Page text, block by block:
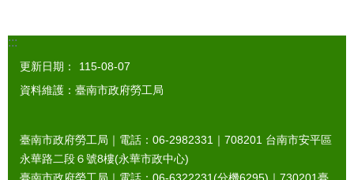
:::
更新日期：
115-08-07
資料維護：臺南市政府勞工局
臺南市政府勞工局｜電話：06-2982331｜ 708201 台南市安平區
永華路二段６號8樓(永華市政中心)
臺南市政府勞工局｜電話：06-6322231(分機6295)｜ 730201臺